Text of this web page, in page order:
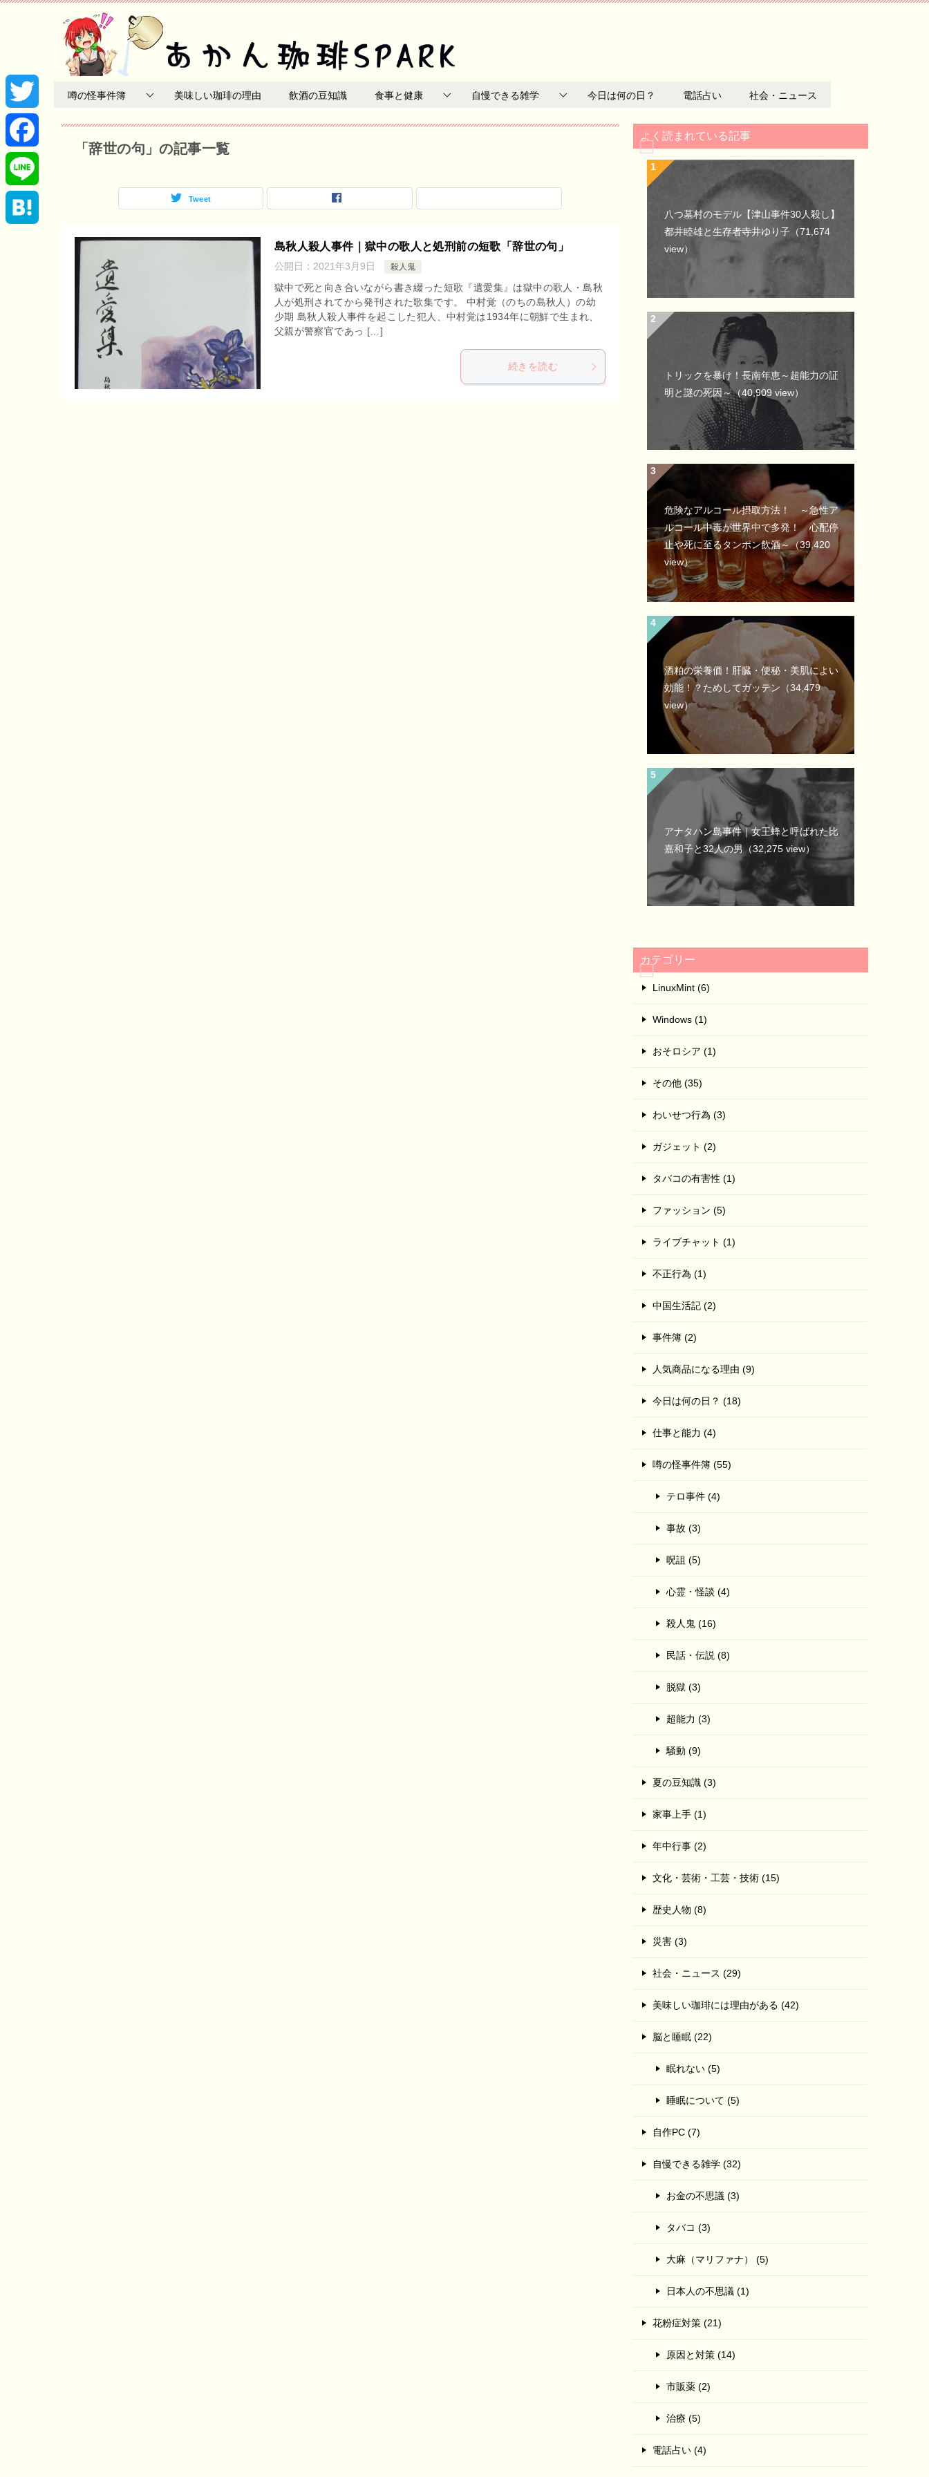
噂の怪事件簿 美味しい珈琲の理由 飲酒の豆知識 食事と健康 自慢できる雑学 今日は何の日？ 電話占い 社会・ニュース
「辞世の句」の記事一覧
Tweet
島秋人殺人事件｜獄中の歌人と処刑前の短歌「辞世の句」
公開日： 2021年3月9日 殺人鬼
獄中で死と向き合いながら書き綴った短歌『遺愛集』は獄中の歌人・島秋
人が処刑されてから発刊された歌集です。 中村覚（のちの島秋人）の幼
少期 島秋人殺人事件を起こした犯人、中村覚は1934年に朝鮮で生まれ、
父親が警察官であっ […]
続きを読む
よく読まれている記事
八つ墓村のモデル【津山事件30人殺し】
都井睦雄と生存者寺井ゆり子 （71,674
view）
トリックを暴け！長南年恵～超能力の証
明と謎の死因～（40,909 view）
危険なアルコール摂取方法！ ～急性ア
ルコール中毒が世界中で多発！ 心配停
止や死に至るタンポン飲酒～（39,420
view）
酒粕の栄養価！肝臓・便秘・美肌によい
効能！？ためしてガッテン （34,479
view）
アナタハン島事件｜女王蜂と呼ばれた比
嘉和子と32人の男（32,275 view）
カテゴリー
LinuxMint (6)
Windows (1)
おそロシア (1)
その他 (35)
わいせつ行為 (3)
ガジェット (2)
タバコの有害性 (1)
ファッション (5)
ライブチャット (1)
不正行為 (1)
中国生活記 (2)
事件簿 (2)
人気商品になる理由 (9)
今日は何の日？ (18)
仕事と能力 (4)
噂の怪事件簿 (55)
テロ事件 (4)
事故 (3)
呪詛 (5)
心霊・怪談 (4)
殺人鬼 (16)
民話・伝説 (8)
脱獄 (3)
超能力 (3)
騒動 (9)
夏の豆知識 (3)
家事上手 (1)
年中行事 (2)
文化・芸術・工芸・技術 (15)
歴史人物 (8)
災害 (3)
社会・ニュース (29)
美味しい珈琲には理由がある (42)
脳と睡眠 (22)
眠れない (5)
睡眠について (5)
自作PC (7)
自慢できる雑学 (32)
お金の不思議 (3)
タバコ (3)
大麻（マリファナ） (5)
日本人の不思議 (1)
花粉症対策 (21)
原因と対策 (14)
市販薬 (2)
治療 (5)
電話占い (4)
T
w
i
t
F
a